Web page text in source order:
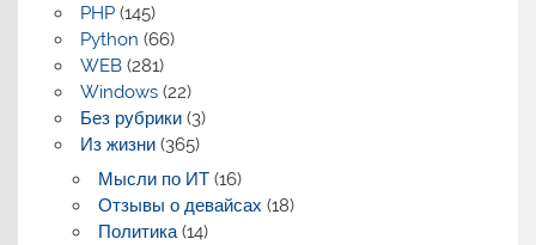
PHP(145)
Python (66)
WEB(281)
Windows(22)
Без рубрики(3)
Из жизни(365)
Мысли по ИТ(16)
Отзывы о девайсах (18)
Политика(14)